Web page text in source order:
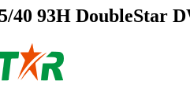
40 93H DoubleStar